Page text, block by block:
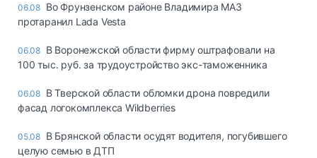
06.08 Во Фрунзенском районе Владимира МАЗ
протаранил Lada Vesta
06.08 В Воронежской области фирму оштрафовали на
100 тыс. руб. за трудоустройство экс-таможенника
06.08 В Тверской области обломки дрона повредили
фасад логокомплекса Wildberries
05.08 В Брянской области осудят водителя, погубившего
целую семью в ДТП